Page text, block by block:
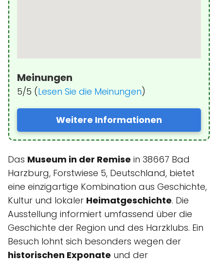
Meinungen
5/5 (Lesen Sie die Meinungen)
Weitere Informationen
Das Museum in der Remise in 38667 Bad
Harzburg, Forstwiese 5, Deutschland, bietet
eine einzigartige Kombination aus Geschichte,
Kultur und lokaler Heimatgeschichte. Die
Ausstellung informiert umfassend über die
Geschichte der Region und des Harzklubs. Ein
Besuch lohnt sich besonders wegen der
historischen Exponate und der